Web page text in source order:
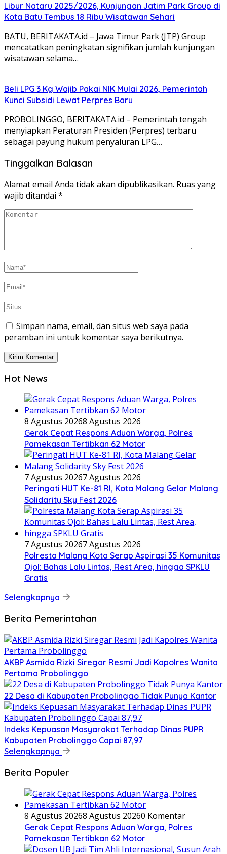
Libur Nataru 2025/2026, Kunjungan Jatim Park Group di
Kota Batu Tembus 18 Ribu Wisatawan Sehari
BATU, BERITAKATA.id – Jawa Timur Park (JTP) Group
mencatatkan peningkatan signifikan jumlah kunjungan
wisatawan selama…
Beli LPG 3 Kg Wajib Pakai NIK Mulai 2026, Pemerintah
Kunci Subsidi Lewat Perpres Baru
PROBOLINGGO, BERITAKATA.id – Pemerintah tengah
menyiapkan Peraturan Presiden (Perpres) terbaru
sebagai payung hukum penyaluran LPG…
Tinggalkan Balasan
Alamat email Anda tidak akan dipublikasikan. Ruas yang
wajib ditandai *
Simpan nama, email, dan situs web saya pada
peramban ini untuk komentar saya berikutnya.
Hot News
8 Agustus 20268 Agustus 2026
Gerak Cepat Respons Aduan Warga, Polres
Pamekasan Tertibkan 62 Motor
7 Agustus 20267 Agustus 2026
Peringati HUT Ke-81 RI, Kota Malang Gelar Malang
Solidarity Sky Fest 2026
7 Agustus 20267 Agustus 2026
Polresta Malang Kota Serap Aspirasi 35 Komunitas
Ojol: Bahas Lalu Lintas, Rest Area, hingga SPKLU
Gratis
Selengkapnya
Berita Pemerintahan
AKBP Asmida Rizki Siregar Resmi Jadi Kapolres Wanita
Pertama Probolinggo
22 Desa di Kabupaten Probolinggo Tidak Punya Kantor
Indeks Kepuasan Masyarakat Terhadap Dinas PUPR
Kabupaten Probolinggo Capai 87,97
Selengkapnya
Berita Populer
8 Agustus 20268 Agustus 20260 Komentar
Gerak Cepat Respons Aduan Warga, Polres
Pamekasan Tertibkan 62 Motor